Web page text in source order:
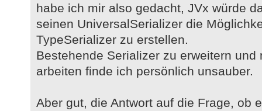
habe ich mir also gedacht, JVx würde
seinen UniversalSerializer die
TypeSerializer zu erstellen.
Bestehende Serializer zu erweitern
arbeiten finde ich persönlich unsauber.
Aber gut, die Antwort auf die Frage, ob